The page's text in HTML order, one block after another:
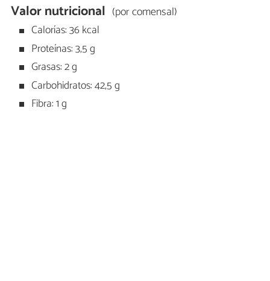
Valor nutricional (por comensal)
Calorías: 36 kcal
Proteínas: 3,5 g
Grasas: 2 g
Carbohidratos: 42,5 g
Fibra: 1 g